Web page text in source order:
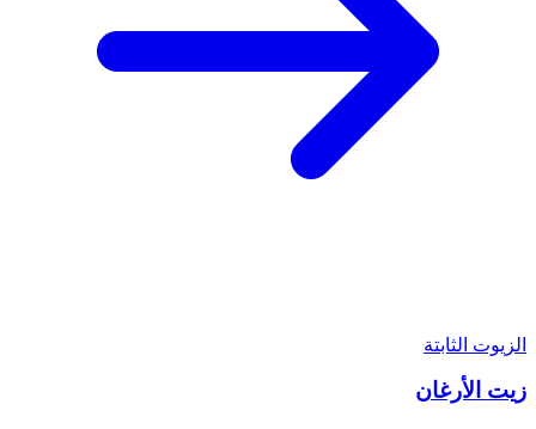
الزيوت الثابتة
زيت الأرغان